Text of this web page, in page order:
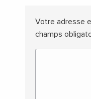
Votre adresse
champs